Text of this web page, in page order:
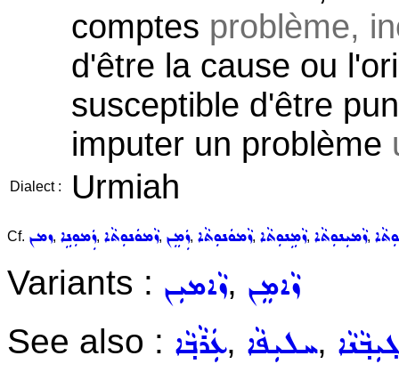
comptes problème,
d'être la cause ou
susceptible d'être
imputer un problème
Dialect : Urmiah
Cf. ܙܡܢ, ܙܲܡܘܼܢܹܐ, ܙܵܡܘܿܢܘܼܬܵܐ, ܙܲܡܸܢ, ܙܵܡܘܿܢܘܼܬܵܐ, ܙܵܡܹܢܘܼܬܵܐ, ܙܵܡܝܼܢܘܼܬܵܐ,
Variants : ܙܵܐܡܝܼܢ, ܙܵܐܡܸܢ
See also : ܥܲܪܵܒ݂ܵܐ, ܚܠܝܼܦܵܐ,